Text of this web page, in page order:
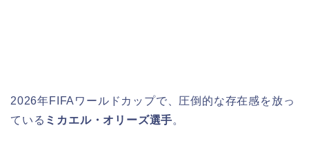
2026年FIFAワールドカップで、圧倒的な存在感を放っ
ている ミカエル・オリーズ選手。